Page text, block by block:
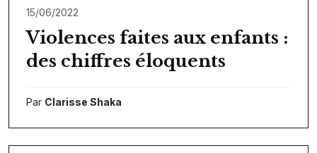
15/06/2022
Violences faites aux enfants :
des chiffres éloquents
Par Clarisse Shaka